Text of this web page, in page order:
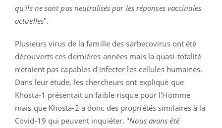
qu'ils ne sont pas neutralisés par les réponses vaccinales
actuelles".
Plusieurs virus de la famille des sarbecovirus ont été
découverts ces dernières années mais la quasi-totalité
n’étaient pas capables d'infecter les cellules humaines.
Dans leur étude, les chercheurs ont expliqué que
Khosta-1 présentait un faible risque pour l'Homme
mais que Khosta-2 a donc des propriétés similaires à la
Covid-19 qui peuvent inquiéter. "Nous avons été